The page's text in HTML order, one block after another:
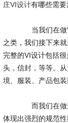
庄VI设计有哪些需要
当我们在做VI
之类，我们接下来
完整的VI设计包括
头，信封，等等。
境、服装、产品包装
而我们在做
体现出强烈的规范